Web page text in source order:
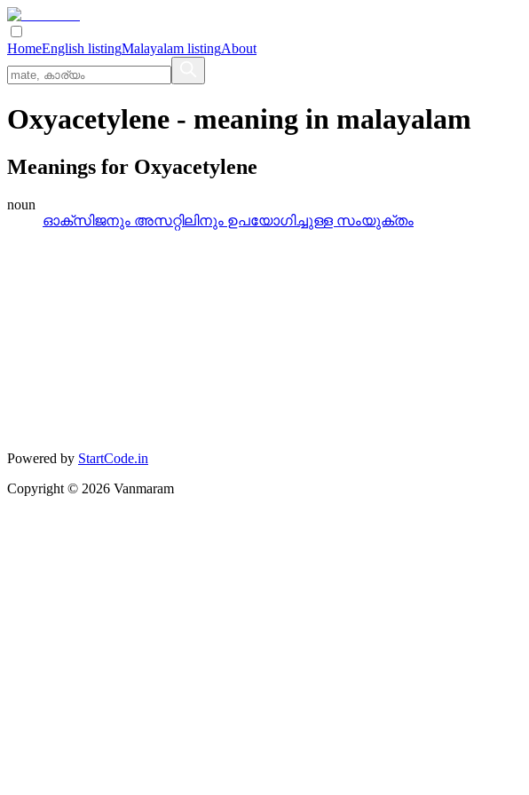
HomeEnglish listingMalayalam listingAbout
Oxyacetylene - meaning in malayalam
Meanings for Oxyacetylene
noun
ഓക്‌സിജനും അസറ്റിലിനും ഉപയോഗിച്ചുള്ള സംയുക്തം
Powered by StartCode.in
Copyright © 2026 Vanmaram